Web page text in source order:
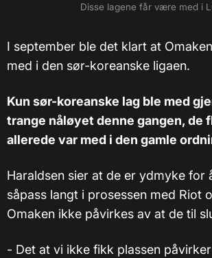
Disse lagene får være med i
I september ble det klart at
med i den sør-koreanske ligaen.
Kun sør-koreanske lag ble med
trange nåløyet denne gangen, de
allerede var med i den gamle
Haraldsen sier at de er ydmyke for
såpass langt i prosessen med Riot
Omaken ikke påvirkes av at de til
- Det at vi ikke fikk plassen